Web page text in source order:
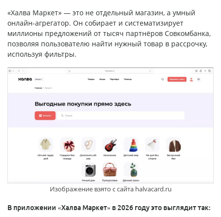
«Халва Маркет» — это не отдельный магазин, а умный
онлайн-агрегатор. Он собирает и систематизирует
миллионы предложений от тысяч партнёров Совкомбанка,
позволяя пользователю найти нужный товар в рассрочку,
используя фильтры.
Изображение взято с сайта halvacard.ru
В приложении «Халва Маркет» в 2026 году это выглядит так: